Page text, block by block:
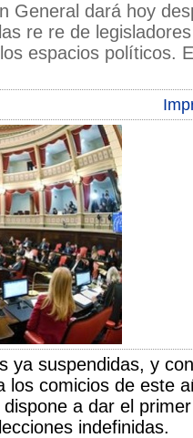
General dará hoy
re re de
espacios políticos.
ya suspendidas, y
los comicios de este
a dar el
indefinidas.